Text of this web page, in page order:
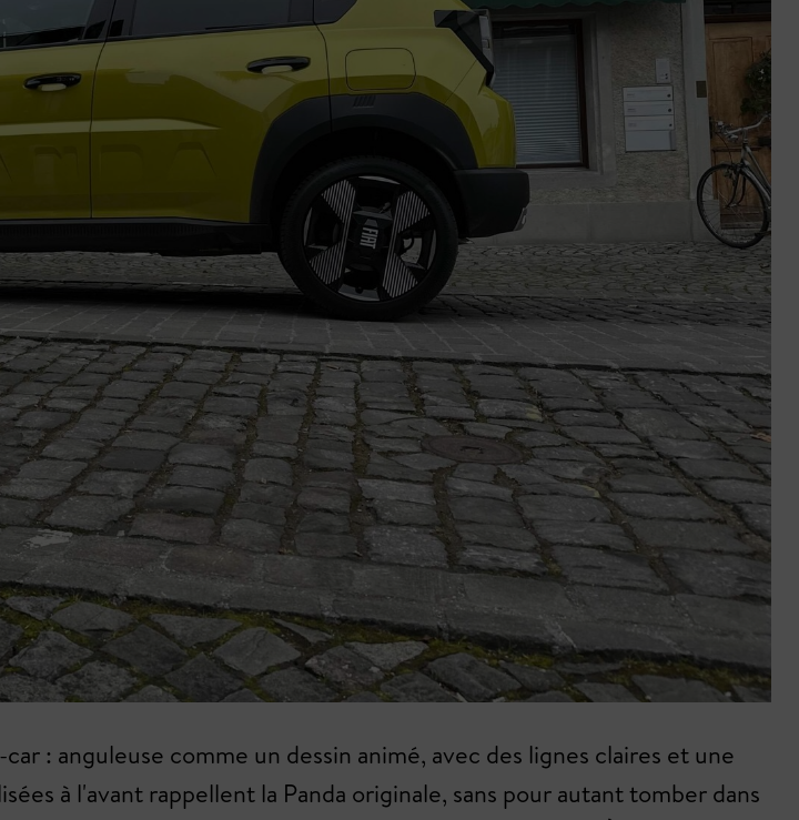
: anguleuse comme un dessin animé, avec des lignes claires et une
à l'avant rappellent la Panda originale, sans pour autant tomber dans